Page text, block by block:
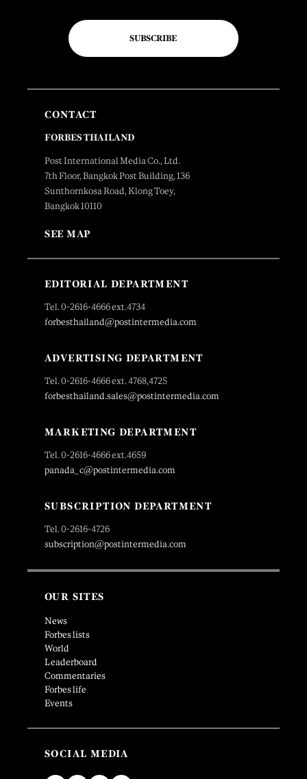
SUBSCRIBE
CONTACT
FORBES THAILAND
Post International Media Co., Ltd.
7th Floor, Bangkok Post Building, 136
Sunthornkosa Road, Klong Toey,
Bangkok 10110
SEE MAP
EDITORIAL DEPARTMENT
Tel. 0-2616-4666 ext.4734
forbesthailand@postintermedia.com
ADVERTISING DEPARTMENT
Tel. 0-2616-4666 ext. 4768,4725
forbesthailand.sales@postintermedia.com
MARKETING DEPARTMENT
Tel. 0-2616-4666 ext.4659
panada_c@postintermedia.com
SUBSCRIPTION DEPARTMENT
Tel. 0-2616-4726
subscription@postintermedia.com
OUR SITES
News
Forbes lists
World
Leaderboard
Commentaries
Forbes life
Events
SOCIAL MEDIA